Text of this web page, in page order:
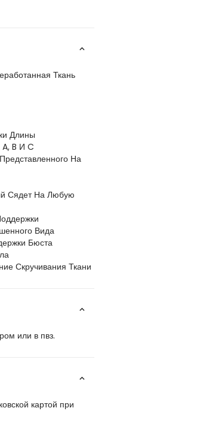
Ткань
Длины
B И C
На
Сядет На Любую
Вида
Бюста
Скручивания Ткани
или в пвз.
картой при